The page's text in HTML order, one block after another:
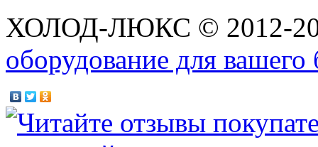
ХОЛОД-ЛЮКС © 2012-
оборудование для вашего